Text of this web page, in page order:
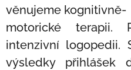
věnujeme kognitivně-
motorické terapii.
intenzivní logopedii.
výsledky přihlášek